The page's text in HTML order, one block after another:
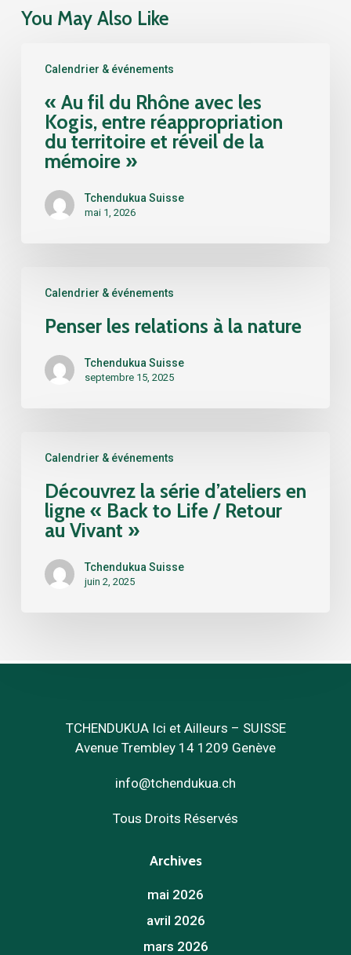
You May Also Like
Calendrier & événements
Rhône
avec
Kogis,
entre
mémoire »
« Au fil du Rhône avec les
Kogis, entre réappropriation
du territoire et réveil de la
mémoire »
Tchendukua Suisse
mai 1, 2026
Calendrier & événements
nature
Penser les relations à la nature
Tchendukua Suisse
septembre 15, 2025
Calendrier & événements
d’ateliers
ligne
« Back
Découvrez la série d’ateliers en
ligne « Back to Life / Retour
au Vivant »
Tchendukua Suisse
juin 2, 2025
TCHENDUKUA Ici et Ailleurs – SUISSE
Avenue Trembley 14 1209 Genève
info@tchendukua.ch
Tous Droits Réservés
Archives
mai 2026
avril 2026
mars 2026